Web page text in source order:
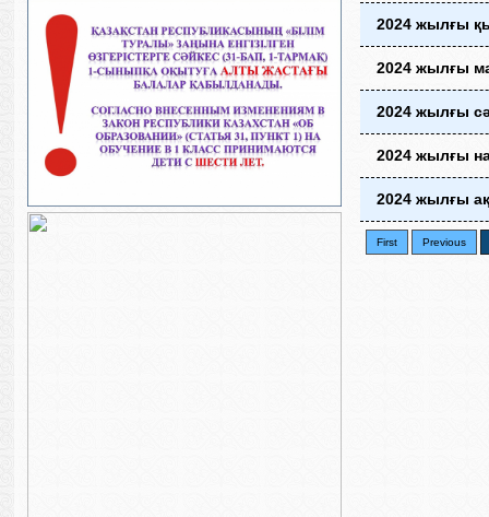
2024 жылғы
2024 жылғы
2024 жылғы
2024 жылғы
2024 жылғы
First Previous